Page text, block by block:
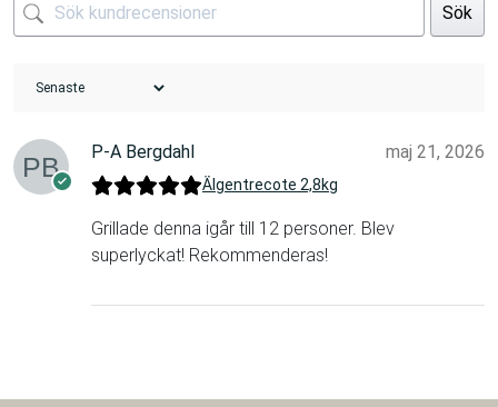
Sök
P-A Bergdahl maj 21, 2026
Älgentrecote 2,8kg
Grillade denna igår till 12 personer. Blev
superlyckat! Rekommenderas!